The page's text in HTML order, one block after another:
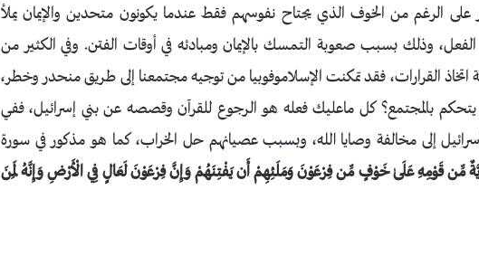
على الرغم من الخوف الذي يجتاح نفوسهم فقط عندما يكونون متحدين والإيمان يملأ
وذلك بسبب صعوبة التمسك بالإيمان ومبادئه في أوقات الفتن. وفي الكثير من
القرارات، فقد تمكنت الإسلاموفوبيا من توجيه مجتمعنا إلى طريق منحدر وخطر،
بالمجتمع؟ كل ماعليك فعله هو الرجوع للقرآن وقصصه عن بني إسرائيل، ففي
إلى مخالفة وصايا الله، وبسبب عصيانهم حل الخراب، كما هو مذكور في سورة
مِّن قَوْمِهِ عَلَىٰ خَوْفٍ مِّن فِرْعَوْنَ وَمَلَئِهِمْ أَن يَفْتِنَهُمْ وَإِنَّ فِرْعَوْنَ لَعَالٍ فِي الْأَرْضِ وَإِنَّهُ لَمِنَ